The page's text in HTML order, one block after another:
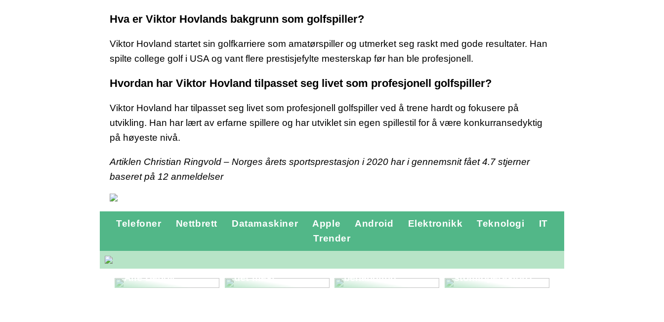
Hva er Viktor Hovlands bakgrunn som golfspiller?
Viktor Hovland startet sin golfkarriere som amatørspiller og utmerket seg raskt med gode resultater. Han
spilte college golf i USA og vant flere prestisjefylte mesterskap før han ble profesjonell.
Hvordan har Viktor Hovland tilpasset seg livet som profesjonell golfspiller?
Viktor Hovland har tilpasset seg livet som profesjonell golfspiller ved å trene hardt og fokusere på
utvikling. Han har lært av erfarne spillere og har utviklet sin egen spillestil for å være konkurransedyktig
på høyeste nivå.
Artiklen Christian Ringvold – Norges årets sportsprestasjon i 2020 har i gennemsnit fået4.7 stjerner
baseret på 12 anmeldelser
Telefoner Nettbrett Datamaskiner Apple Android Elektronikk Teknologi
IT
Trender
Skiltex.no:
Trafikkstyring for
Alle Behov
Lillehammer –
tennene trenger
det mest
Tannverk –
årsaker og
behandling
en
stomioperasjon?